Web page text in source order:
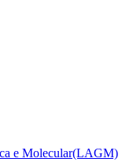
e Molecular(LAGM)